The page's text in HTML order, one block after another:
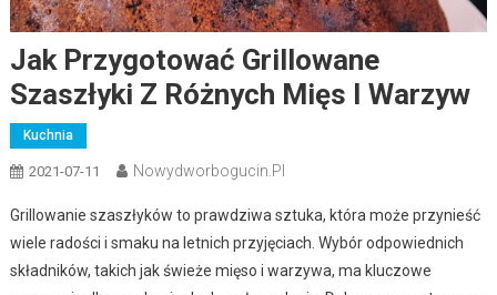
Jak Przygotować Grillowane
Szaszłyki Z Różnych Mięs I Warzyw
Kuchnia
2021-07-11 Nowydworbogucin.pl
Grillowanie szaszłyków to prawdziwa sztuka, która może przynieść
wiele radości i smaku na letnich przyjęciach. Wybór odpowiednich
składników, takich jak świeże mięso i warzywa, ma kluczowe